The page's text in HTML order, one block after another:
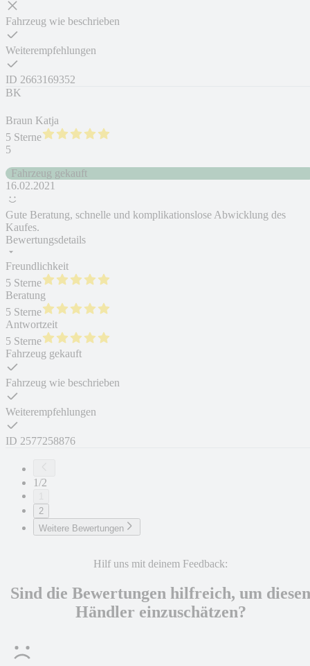
Fahrzeug wie beschrieben
Weiterempfehlungen
ID 2663169352
BK
Braun Katja
5 Sterne
5
Fahrzeug gekauft
16.02.2021
Gute Beratung, schnelle und komplikationslose Abwicklung des
Kaufes.
Bewertungsdetails
Freundlichkeit
5 Sterne
Beratung
5 Sterne
Antwortzeit
5 Sterne
Fahrzeug gekauft
Fahrzeug wie beschrieben
Weiterempfehlungen
ID 2577258876
1/2
2
Weitere Bewertungen
Hilf uns mit deinem Feedback:
Sind die Bewertungen hilfreich, um diesen
Händler einzuschätzen?